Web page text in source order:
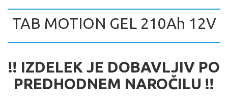
TAB MOTION GEL 210Ah 12V
!! IZDELEK JE DOBAVLJIV PO
PREDHODNEM NAROČILU !!